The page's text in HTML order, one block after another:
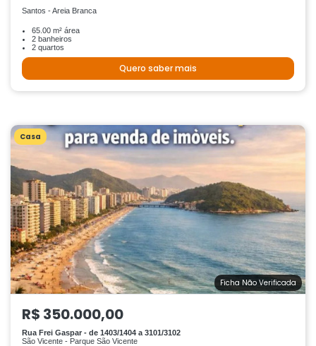
Santos - Areia Branca
65.00 m² área
2 banheiros
2 quartos
Quero saber mais
Casa
Ficha Não Verificada
R$ 350.000,00
Rua Frei Gaspar - de 1403/1404 a 3101/3102
São Vicente - Parque São Vicente